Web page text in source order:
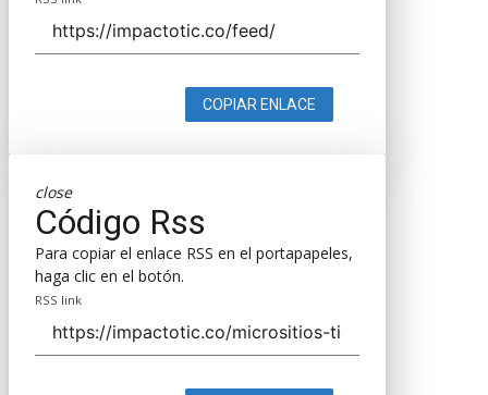
COPIAR ENLACE
close
Código Rss
Para copiar el enlace RSS en el portapapeles,
haga clic en el botón.
RSS link